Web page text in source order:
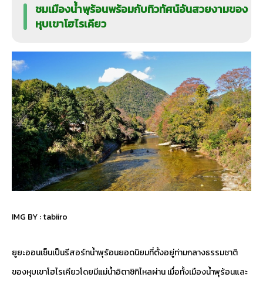
ชมเมืองน้ำพุร้อนพร้อมกับทิวทัศน์อันสวยงามของ
หุบเขาโฮไรเคียว
IMG BY :tabiiro
ยูยะออนเซ็นเป็นรีสอร์ทน้ำพุร้อนยอดนิยมที่ตั้งอยู่ท่ามกลางธรรมชาติ
ของหุบเขาโฮไรเคียวโดยมีแม่น้ำอิตาชิกิไหลผ่าน เมื่อทั้งเมืองน้ำพุร้อนและ